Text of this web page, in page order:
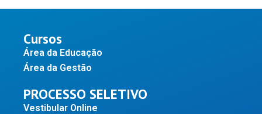
Cursos
Área da Educação
Área da Gestão
PROCESSO SELETIVO
Vestibular Online